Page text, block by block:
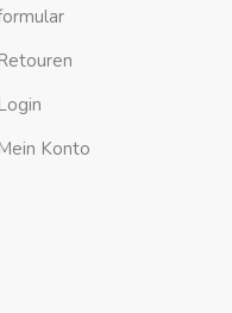
Konto